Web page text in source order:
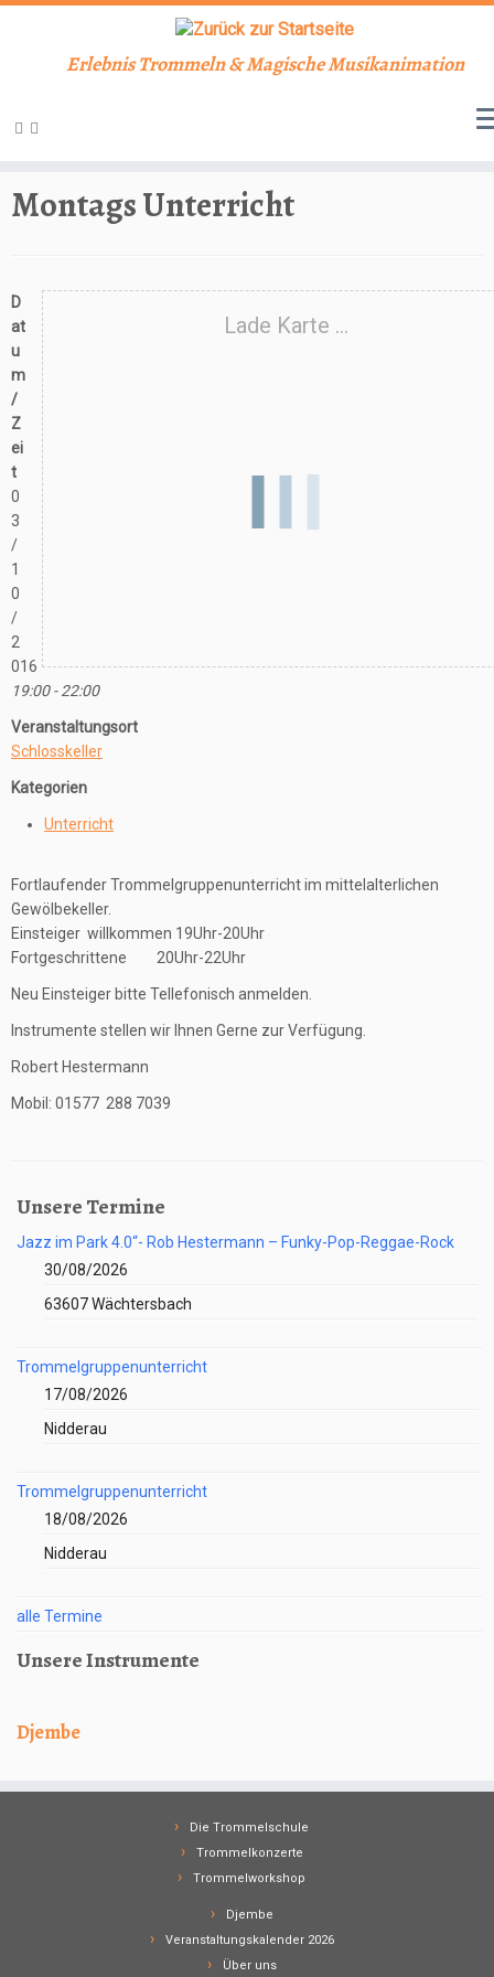
Zum
Erlebnis Trommeln & Magische Musikanimation
Montags Unterricht
Lade Karte ...
D
at
u
m
/
Z
ei
t
0
3
/
1
0
/
2
016
19:00 - 22:00
Veranstaltungsort
Schlosskeller
Kategorien
Unterricht
Fortlaufender Trommelgruppenunterricht im mittelalterlichen
Gewölbekeller.
Einsteiger willkommen 19Uhr-20Uhr
Fortgeschrittene 20Uhr-22Uhr
Neu Einsteiger bitte Tellefonisch anmelden.
Instrumente stellen wir Ihnen Gerne zur Verfügung.
Robert Hestermann
Mobil: 01577 288 7039
Unsere Termine
Jazz im Park 4.0“- Rob Hestermann – Funky-Pop-Reggae-Rock
30/08/2026
63607 Wächtersbach
Trommelgruppenunterricht
17/08/2026
Nidderau
Trommelgruppenunterricht
18/08/2026
Nidderau
alle Termine
Unsere Instrumente
Djembe
Die Trommelschule
Trommelkonzerte
Trommelworkshop
Djembe
Veranstaltungskalender 2026
Über uns